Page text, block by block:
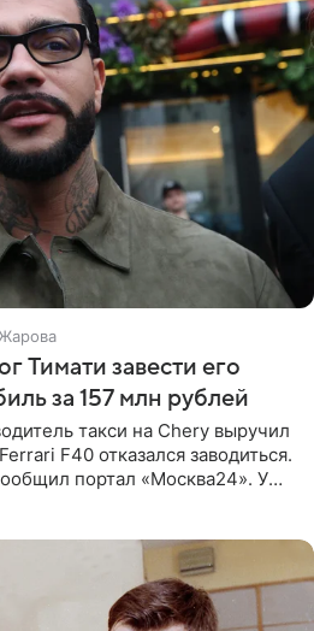
Тимати завести его
за 157 млн рублей
такси на Chery выручил
F40 отказался заводиться.
портал «Москва24». У